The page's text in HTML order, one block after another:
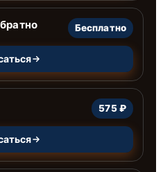
Бесплатно
575 ₽